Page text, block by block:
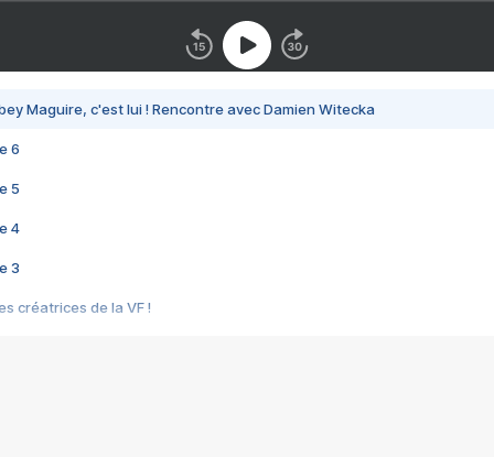
Maguire, c'est lui ! Rencontre avec Damien Witecka
6
5
4
3
créatrices de la VF !